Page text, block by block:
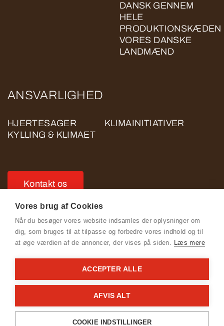
DANSK GENNEM
HELE
PRODUKTIONSKÆDEN
VORES DANSKE
LANDMÆND
ANSVARLIGHED
HJERTESAGER
KLIMAINITIATIVER
KYLLING & KLIMAET
Kontakt os
Cookie- og privatlivspolitik for ROSE POULTRY
Adfærdskodeks for ROSE POULTRY
General Terms & Conditions
Vores brug af Cookies
Når du besøger vores website indsamles der oplysninger om
dig, som bruges til at tilpasse og forbedre vores indhold og til
at øge værdien af de annoncer, der vises på siden. Læs mere
ACCEPTER ALLE
AFVIS ALT
COOKIE INDSTILLINGER